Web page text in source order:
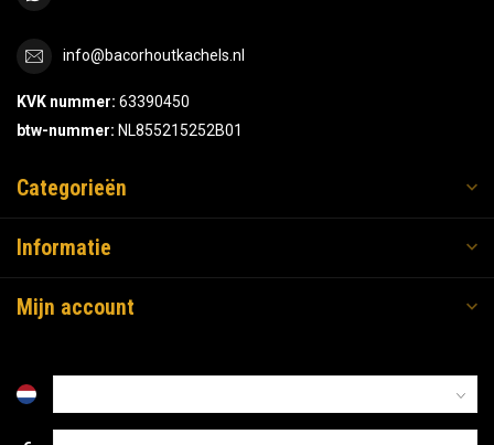
info@bacorhoutkachels.nl
KVK nummer: 63390450
btw-nummer: NL855215252B01
Categorieën
Informatie
Mijn account